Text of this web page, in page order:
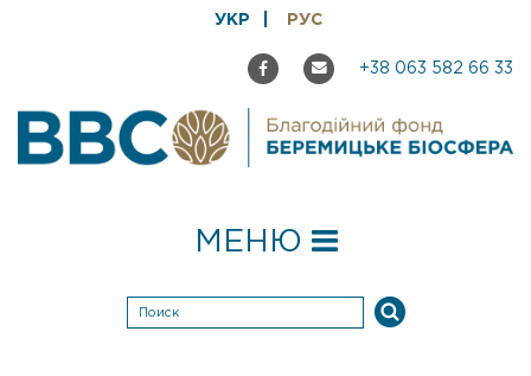
УКР РУС
+38 063 582 66 33
МЕНЮ